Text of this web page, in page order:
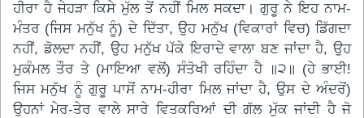
ਹੀਰਾ ਹੈ ਜੇਹੜਾ ਕਿਸੇ ਮੁੱਲ ਤੋਂ ਨਹੀਂ ਮਿਲ ਸਕਦਾ। ਗੁਰੂ ਨੇ ਇਹ ਨਾਮ-
ਮੰਤਰ (ਜਿਸ ਮਨੁੱਖ ਨੂੰ) ਦੇ ਦਿੱਤਾ, ਉਹ ਮਨੁੱਖ (ਵਿਕਾਰਾਂ ਵਿਚ) ਡਿੱਗਦਾ
ਨਹੀਂ, ਡੋਲਦਾ ਨਹੀਂ, ਉਹ ਮਨੁੱਖ ਪੱਕੇ ਇਰਾਦੇ ਵਾਲਾ ਬਣ ਜਾਂਦਾ ਹੈ, ਉਹ
ਮੁਕੰਮਲ ਤੌਰ ਤੇ (ਮਾਇਆ ਵਲੋਂ) ਸੰਤੋਖੀ ਰਹਿੰਦਾ ਹੈ ॥੨॥ (ਹੇ ਭਾਈ!
ਜਿਸ ਮਨੁੱਖ ਨੂੰ ਗੁਰੂ ਪਾਸੋਂ ਨਾਮ-ਹੀਰਾ ਮਿਲ ਜਾਂਦਾ ਹੈ, ਉਸ ਦੇ ਅੰਦਰੋਂ)
ਉਹਨਾਂ ਮੇਰ-ਤੇਰ ਵਾਲੇ ਸਾਰੇ ਵਿਤਕਰਿਆਂ ਦੀ ਗੱਲ ਮੁੱਕ ਜਾਂਦੀ ਹੈ ਜੋ